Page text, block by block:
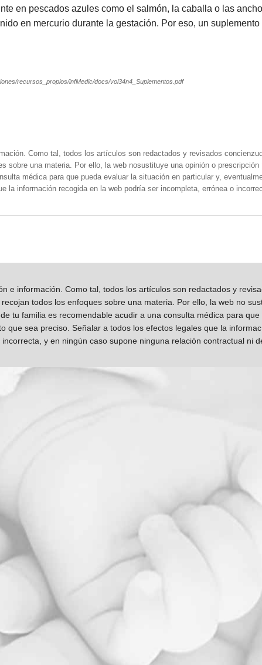
en pescados azules como el salmón, la caballa o las
en mercurio durante la gestación. Por eso, un suplemento
recursos_propios/infMedic/docs/vol34n4_Suplementos.pdf
Como tal, todos los artículos son redactados y revisados
sobre una materia. Por ello, la web nosustituye una opinión o
médica para que pueda evaluar la situación en particular y,
la información recogida en la web podría ser incompleta, errónea o
e información. Como tal, todos los artículos son redactados y
todos los enfoques sobre una materia. Por ello, la web no
tu familia es recomendable acudir a una consulta médica para
que sea preciso. Señalar a todos los efectos legales que la
y en ningún caso supone ninguna relación contractual ni